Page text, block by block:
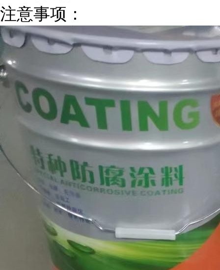
注意事项：